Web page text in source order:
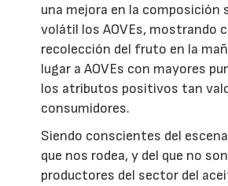
una mejora en la composición
volátil los AOVEs, mostrando
recolección del fruto en la
lugar a AOVEs con mayores
los atributos positivos tan
consumidores.
Siendo conscientes del
que nos rodea, y del que no
productores del sector del